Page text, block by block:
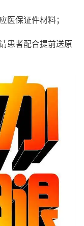
医保证件材料；
患者配合提前送原